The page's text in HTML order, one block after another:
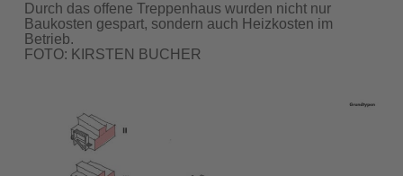
Durch das offene Treppenhaus wurden nicht nur
Baukosten gespart, sondern auch Heizkosten im
Betrieb.
FOTO: KIRSTEN BUCHER